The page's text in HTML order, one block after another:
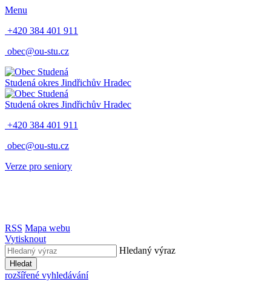
Menu
+420 384 401 911
obec@ou-stu.cz
Studená okres Jindřichův Hradec
Studená okres Jindřichův Hradec
+420 384 401 911
obec@ou-stu.cz
Verze pro seniory
RSS Mapa webu
Vytisknout
Hledaný výraz
Hledat
rozšířené vyhledávání